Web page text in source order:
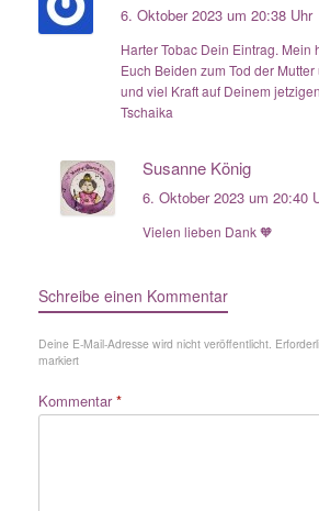
6. Oktober 2023 um 20:38 Uhr
Harter Tobac Dein Eintrag. Mein
Euch Beiden zum Tod der
und viel Kraft auf Deinem
Tschaika
Susanne König
6. Oktober 2023 um 20:40
Vielen lieben Dank 🧡
Schreibe einen Kommentar
Deine E-Mail-Adresse wird nicht veröffentlicht.
markiert
Kommentar*